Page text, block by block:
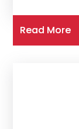
Read More